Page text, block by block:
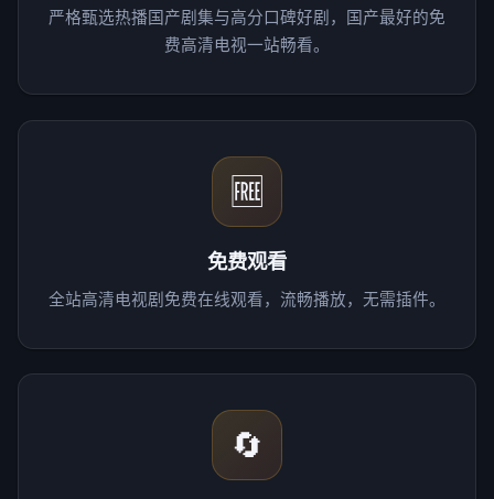
严格甄选热播国产剧集与高分口碑好剧，国产最好的免
费高清电视一站畅看。
🆓
免费观看
全站高清电视剧免费在线观看，流畅播放，无需插件。
🔄